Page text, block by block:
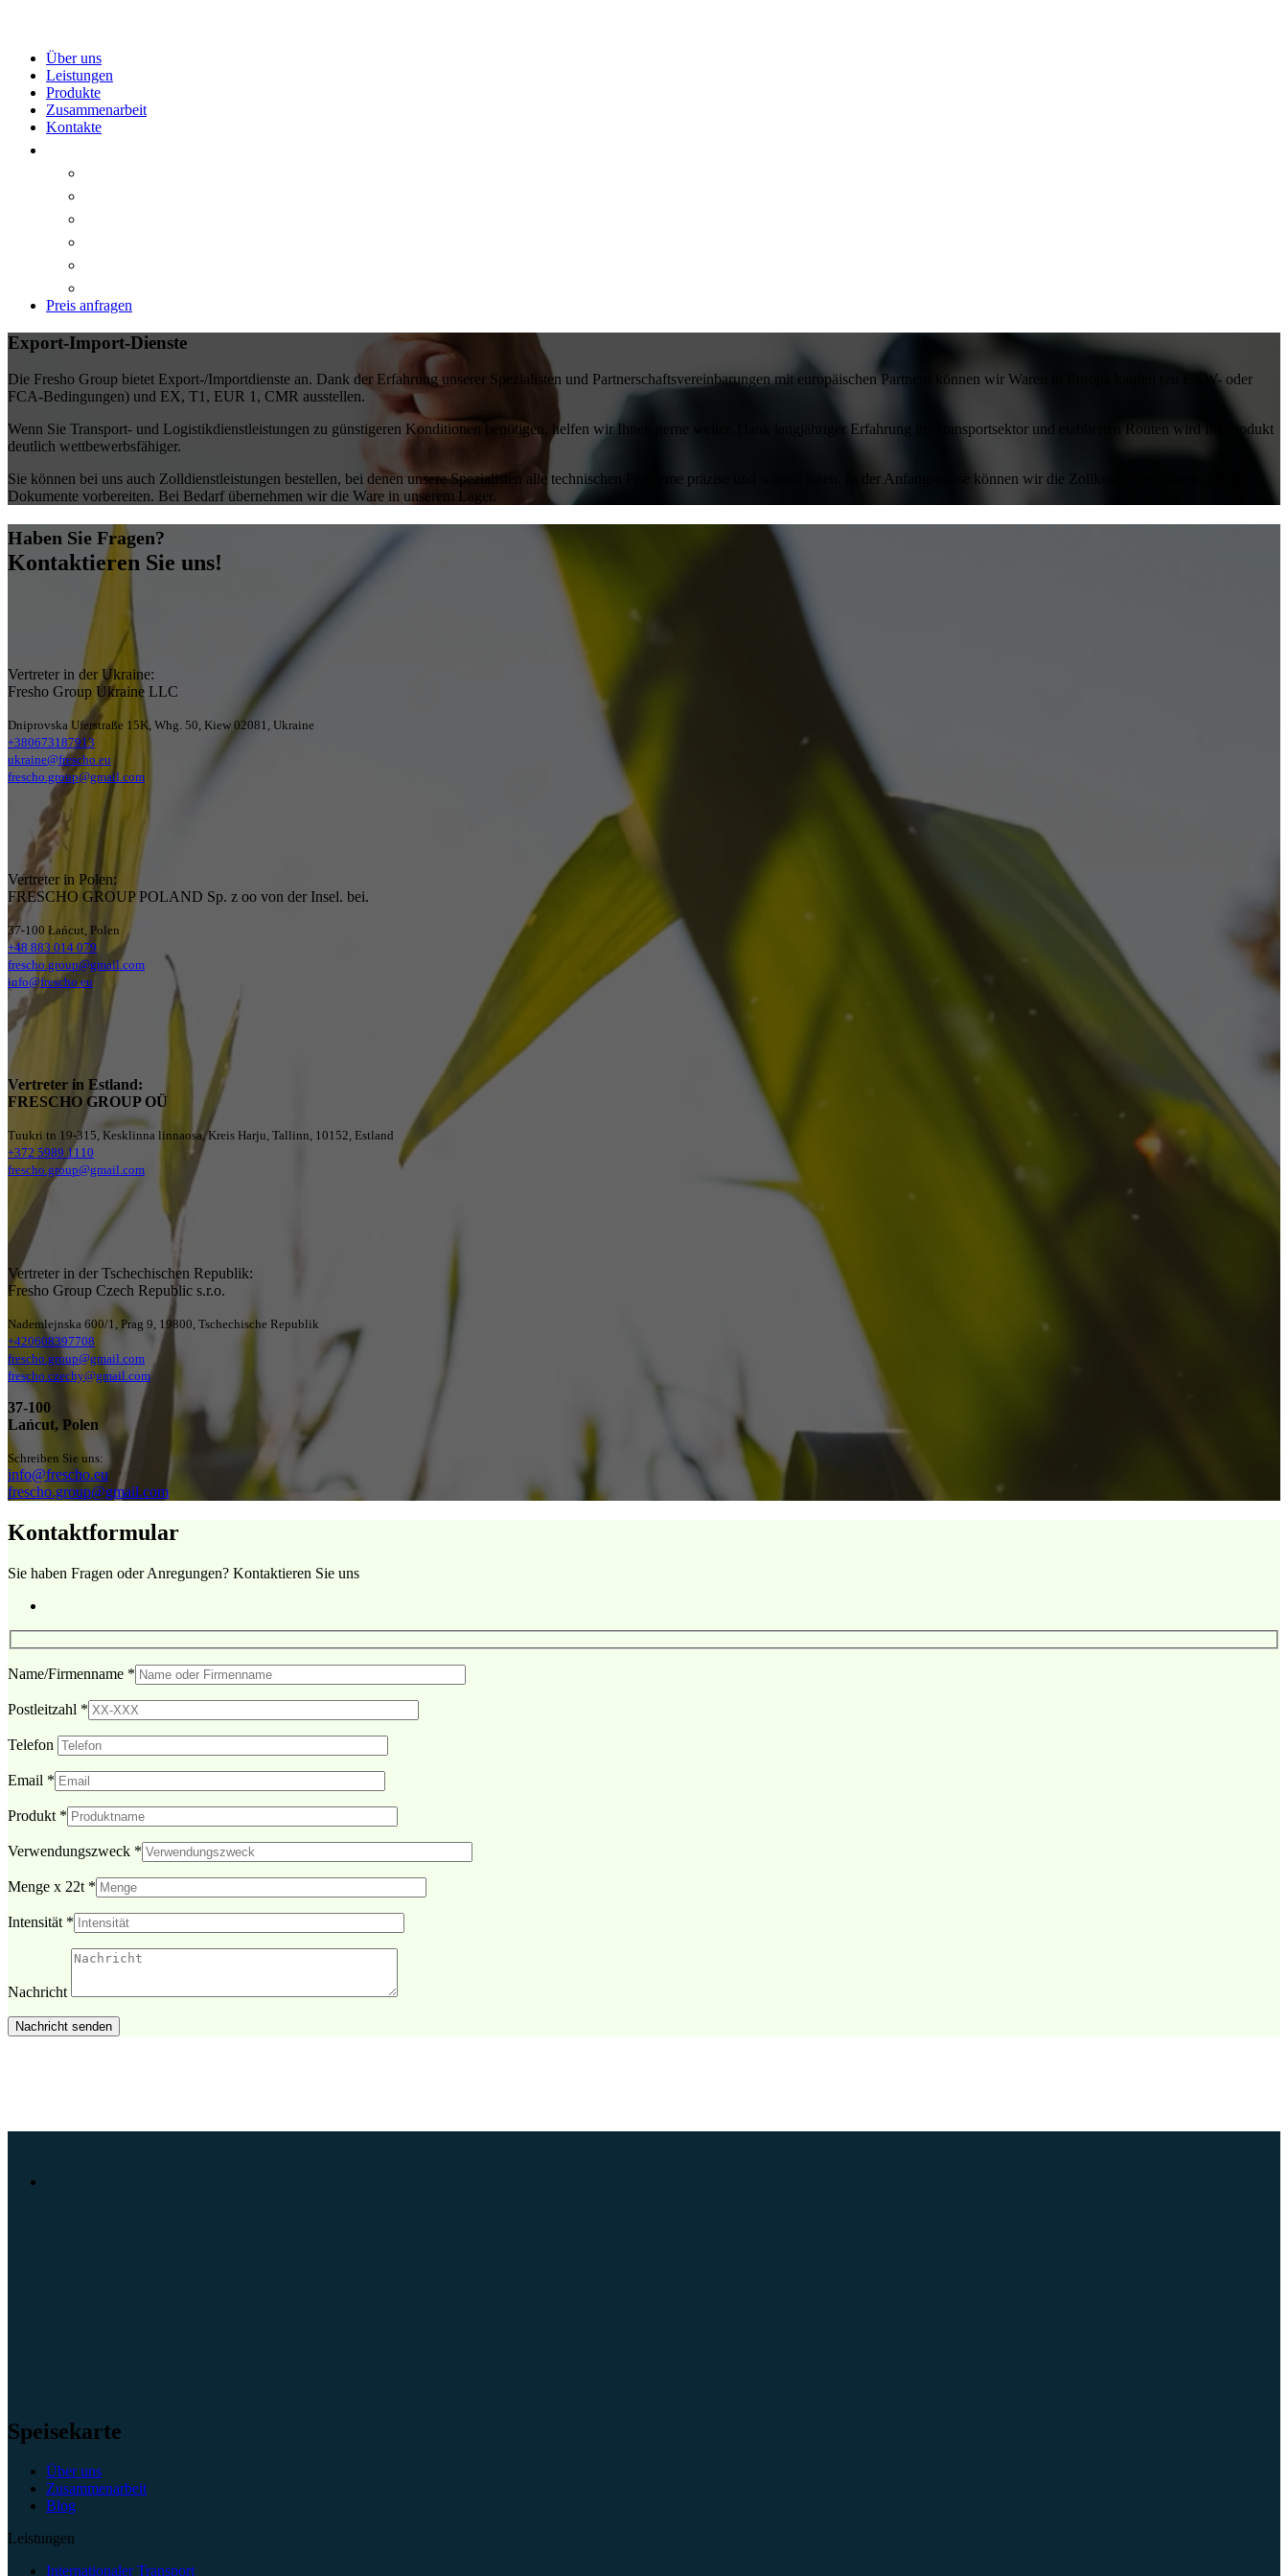
Über uns
Leistungen
Produkte
Zusammenarbeit
Kontakte
Preis anfragen
Export-Import-Dienste
Die Fresho Group bietet Export-/Importdienste an. Dank der Erfahrung unserer Spezialisten und Partnerschaftsvereinbarungen mit europäischen Partnern können wir Waren in Europa kaufen (zu EXW- oder
FCA-Bedingungen) und EX, T1, EUR 1, CMR ausstellen.
Wenn Sie Transport- und Logistikdienstleistungen zu günstigeren Konditionen benötigen, helfen wir Ihnen gerne weiter. Dank langjähriger Erfahrung im Transportsektor und etablierten Routen wird Ihr Produkt
deutlich wettbewerbsfähiger.
Sie können bei uns auch Zolldienstleistungen bestellen, bei denen unsere Spezialisten alle technischen Probleme präzise und schnell lösen. In der Anfangsphase können wir die Zollkosten berechnen und alle
Dokumente vorbereiten. Bei Bedarf übernehmen wir die Ware in unserem Lager.
Haben Sie Fragen?
Kontaktieren Sie uns!
Vertreter in der Ukraine:
Fresho Group Ukraine LLC
Dniprovska Uferstraße 15K, Whg. 50, Kiew 02081, Ukraine
+380673187913
ukraine@frescho.eu
frescho.group@gmail.com
Vertreter in Polen:
FRESCHO GROUP POLAND Sp. z oo von der Insel. bei.
37-100 Łańcut, Polen
+48 883 014 079
frescho.group@gmail.com
info@frescho.eu
Vertreter in Estland:
FRESCHO GROUP OÜ
Tuukri tn 19-315, Kesklinna linnaosa, Kreis Harju, Tallinn, 10152, Estland
+372 5989 1110
frescho.group@gmail.com
Vertreter in der Tschechischen Republik:
Fresho Group Czech Republic s.r.o.
Nademlejnska 600/1, Prag 9, 19800, Tschechische Republik
+420608397708
frescho.group@gmail.com
frescho.czechy@gmail.com
37-100
Lańcut, Polen
Schreiben Sie uns:
info@frescho.eu
frescho.group@gmail.com
Kontaktformular
Sie haben Fragen oder Anregungen? Kontaktieren Sie uns
Name/Firmenname *
Postleitzahl *
Telefon
Email *
Produkt *
Verwendungszweck *
Menge x 22t *
Intensität *
Nachricht
Speisekarte
Über uns
Zusammenarbeit
Blog
Leistungen
Internationaler Transport